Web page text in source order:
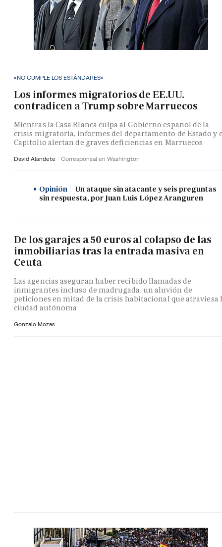
«NO CUMPLE LOS ESTÁNDARES»
Los informes migratorios de EE.UU.
contradicen a Trump sobre Marruecos
Mientras la Casa Blanca culpa al Gobierno español de la
crisis migratoria, informes del departamento de Estado y
Capitolio alertan de graves deficiencias en Marruecos
David Alandete Corresponsal en Washington
Opinión
Un ataque sin atacante y seis preguntas
sin respuesta, por Juan Luis López Aranguren
De los garajes a 50 euros al colapso de las
inmobiliarias tras la entrada masiva en
Ceuta
Las agencias aseguran haber recibido llamadas de
inmigrantes incluso de madrugada, un aluvión de
peticiones en mitad de la crisis habitacional que atraviesa
ciudad autónoma
Gonzalo Mozas